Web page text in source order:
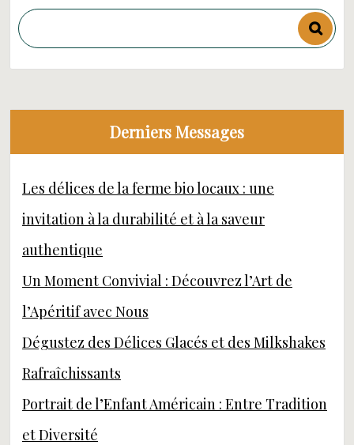
Derniers Messages
Les délices de la ferme bio locaux : une
invitation à la durabilité et à la saveur
authentique
Un Moment Convivial : Découvrez l’Art de
l’Apéritif avec Nous
Dégustez des Délices Glacés et des Milkshakes
Rafraîchissants
Portrait de l’Enfant Américain : Entre Tradition
et Diversité